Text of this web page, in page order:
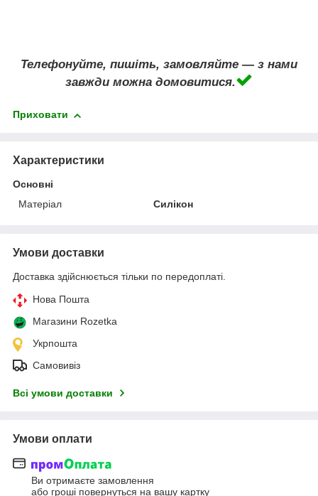
Телефонуйте, пишіть, замовляйте — з нами
завжди можна домовитися.
Приховати
Характеристики
Основні
Матеріал
Силікон
Умови доставки
Доставка здійснюється тільки по передоплаті.
Нова Пошта
Магазини Rozetka
Укрпошта
Самовивіз
Всі умови доставки
Умови оплати
Ви отримаєте замовлення
або гроші повернуться на вашу картку